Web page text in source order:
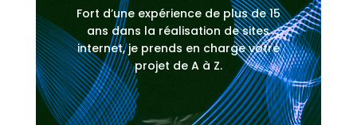
Fort d’une expérience de plus de 15
ans dans la réalisation de sites
internet, je prends en charge votre
projet de A à Z.